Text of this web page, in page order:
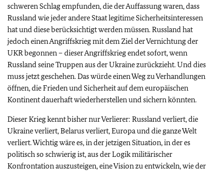
schweren Schlag empfunden, die der Auffassung waren, dass
Russland wie jeder andere Staat legitime Sicherheitsinteressen
hat und diese berücksichtigt werden müssen. Russland hat
jedoch einen Angriffskrieg mit dem Ziel der Vernichtung der
UKR begonnen – dieser Angriffskrieg endet sofort, wenn
Russland seine Truppen aus der Ukraine zurückzieht. Und dies
muss jetzt geschehen. Das würde einen Weg zu Verhandlungen
öffnen, die Frieden und Sicherheit auf dem europäischen
Kontinent dauerhaft wiederherstellen und sichern könnten.
Dieser Krieg kennt bisher nur Verlierer: Russland verliert, die
Ukraine verliert, Belarus verliert, Europa und die ganze Welt
verliert. Wichtig wäre es, in der jetzigen Situation, in der es
politisch so schwierig ist, aus der Logik militärischer
Konfrontation auszusteigen, eine Vision zu entwickeln, wie der